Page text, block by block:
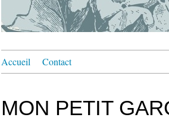
Accueil Contact
MON PETIT